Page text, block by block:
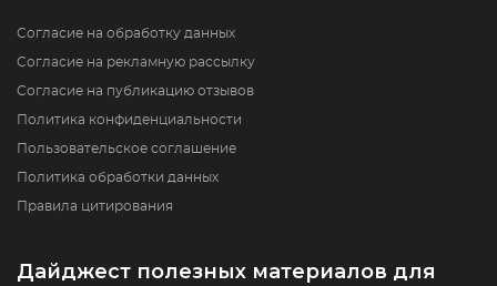
Согласие на обработку данных
Согласие на рекламную рассылку
Согласие на публикацию отзывов
Политика конфиденциальности
Пользовательское соглашение
Политика обработки данных
Правила цитирования
Дайджест полезных материалов для